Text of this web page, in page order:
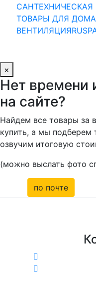
САНТЕХНИЧЕСКАЯ
ТОВАРЫ ДЛЯ
ВЕНТИЛЯЦИЯ
×
Нет времени
на сайте?
Найдем все товары за
купить, а мы подберем
озвучим итоговую
(можно выслать фото
по почте